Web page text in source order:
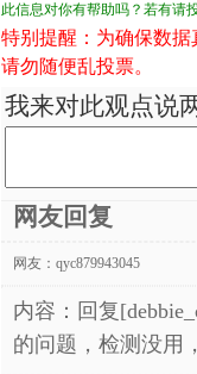
此信息对你有帮助吗？若有请
特别提醒：为确保数
请勿随便乱投票。
我来对此观点说
网友回复
网友： qyc879943045
内容：回复
的问题，检测没用